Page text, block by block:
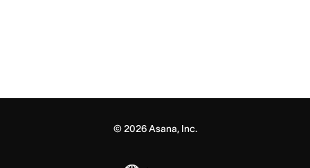
© 2026Asana, Inc.